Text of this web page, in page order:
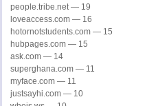
people.tribe.net — 19
loveaccess.com — 16
hotornotstudents.com — 15
hubpages.com — 15
ask.com — 14
superghana.com — 11
myface.com — 11
justsayhi.com — 10